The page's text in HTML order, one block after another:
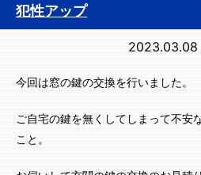
犯性アップ
2023.03.08
今回は窓の鍵の交換を行いました。
ご自宅の鍵を無くしてしまって不安
こと。